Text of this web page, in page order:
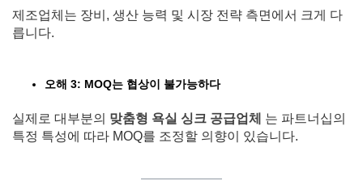
제조업체는 장비, 생산 능력 및 시장 전략 측면에서 크게 다
릅니다.
오해 3: MOQ는 협상이 불가능하다
실제로 대부분의 맞춤형 욕실 싱크 공급업체
는 파트너십의
특정 특성에 따라 MOQ를 조정할 의향이 있습니다.